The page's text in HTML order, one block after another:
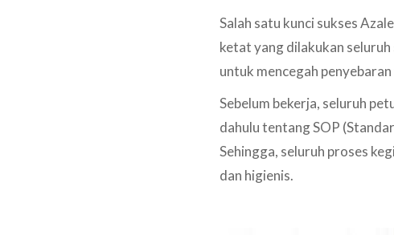
Salah satu kunci sukses
ketat yang dilakukan
untuk mencegah
Sebelum bekerja, seluruh
dahulu tentang SOP
Sehingga, seluruh proses
dan higienis.